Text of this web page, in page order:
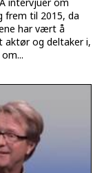
frem til 2015, da
har vært å
aktør og deltaker i,